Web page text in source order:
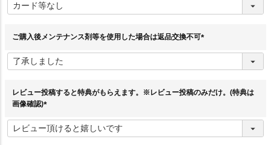
必
須
ご購入後メンテナンス剤等を使用した場合は返品交換不可
須
レビュー投稿すると特典がもらえます。※レビュー投稿のみだけ。(特典は
画像確認)
必
須